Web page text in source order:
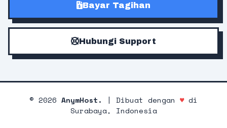
Bayar Tagihan
Hubungi Support
© 2026 AnymHost. | Dibuat dengan ♥di
Surabaya, Indonesia